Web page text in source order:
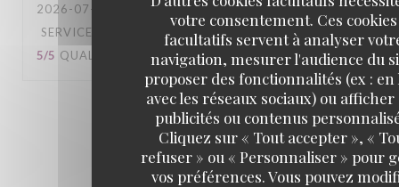
votre consentement. Ces cookies
facultatifs servent à analyser
navigation, mesurer l'audience du
proposer des fonctionnalités (ex : en
avec les réseaux sociaux) ou afficher
publicités ou contenus
Cliquez sur « Tout accepter », «
refuser » ou « Personnaliser » pour
vos préférences. Vous pouvez
2026-07-05
- 12:30 - COUVERTS 3
SERVICE
AMBIANCE : /5
5/5 QUALITÉ / PRIX: 5/5
2